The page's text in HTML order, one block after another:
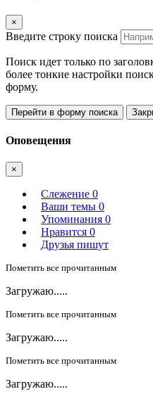
×
Введите строку поиска
Поиск идет только по
более тонкие настройки
форму.
Перейти в форму поиска
Оповещения
×
Слежение 0
Ваши темы 0
Упоминания 0
Нравится 0
Друзья пишут
Пометить все прочитанным
Загружаю.....
Пометить все прочитанным
Загружаю.....
Пометить все прочитанным
Загружаю.....